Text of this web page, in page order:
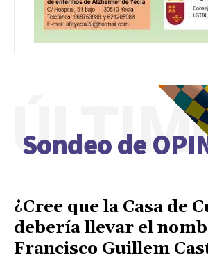
Sondeo de
¿Cree que la Casa de
debería llevar el
Francisco Guillem